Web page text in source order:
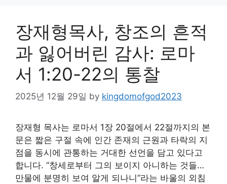
장재형목사, 창조의 흔적
과 잃어버린 감사: 로마
서 1:20-22의 통찰
2025년 12월 29일 by kingdomofgod2023
장재형 목사는 로마서 1장 20절에서 22절까지의 본
문은 짧은 구절 속에 인간 존재의 근원과 타락의 지
점을 동시에 관통하는 거대한 선언을 담고 있다고
합니다. “창세로부터 그의 보이지 아니하는 것들…
만물에 분명히 보여 알게 되나니”라는 바울의 외침